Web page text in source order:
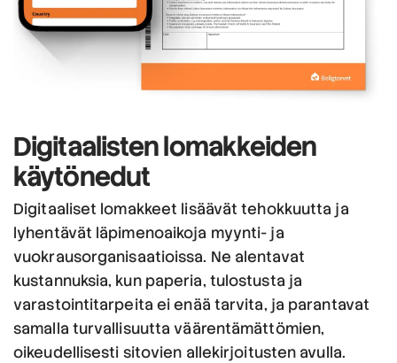
Digitaalisten lomakkeiden
käytönedut
Digitaaliset lomakkeet lisäävät tehokkuutta ja
lyhentävät läpimenoaikoja myynti- ja
vuokrausorganisaatioissa. Ne alentavat
kustannuksia, kun paperia, tulostusta ja
varastointitarpeita ei enää tarvita, ja parantavat
samalla turvallisuutta väärentämättömien,
oikeudellisesti sitovien allekirjoitusten avulla.